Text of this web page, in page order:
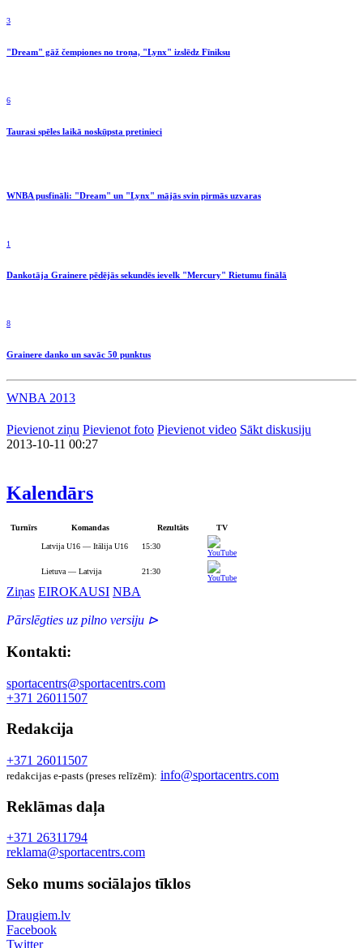
3
"Dream" gāž čempiones no troņa, "Lynx" izslēdz Fīniksu
6
Taurasi spēles laikā noskūpsta pretinieci
WNBA pusfināli: "Dream" un "Lynx" mājās svin pirmās uzvaras
1
Dankotāja Grainere pēdējās sekundēs ievelk "Mercury" Rietumu finālā
8
Grainere danko un savāc 50 punktus
WNBA 2013
Pievienot ziņu Pievienot foto Pievienot video Sākt diskusiju
2013-10-11 00:27
Kalendārs
Turnīrs Komandas Rezultāts TV
Latvija U16 — Itālija U16 15:30
Lietuva — Latvija 21:30
Ziņas EIROKAUSI NBA
Pārslēgties uz pilno versiju ⊳
Kontakti:
sportacentrs@sportacentrs.com
+371 26011507
Redakcija
+371 26011507
redakcijas e-pasts (preses relīzēm): info@sportacentrs.com
Reklāmas daļa
+371 26311794
reklama@sportacentrs.com
Seko mums sociālajos tīklos
Draugiem.lv
Facebook
Twitter